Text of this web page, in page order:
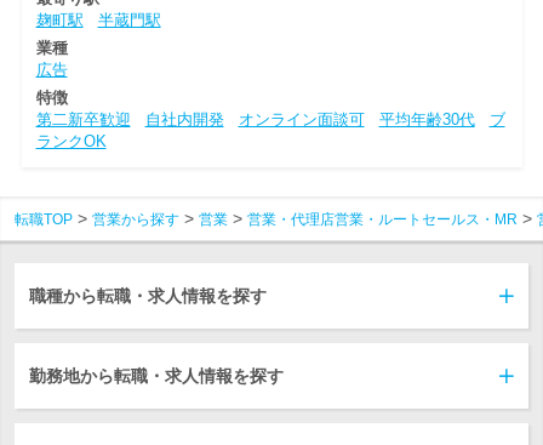
麹町駅
半蔵門駅
業種
広告
特徴
第二新卒歓迎
自社内開発 オンライン面談可 平均年齢30代
ブ
ランクOK
転職TOP 営業から探す 営業 営業・代理店営業・ルートセールス・MR
職種から転職・求人情報を探す
勤務地から転職・求人情報を探す